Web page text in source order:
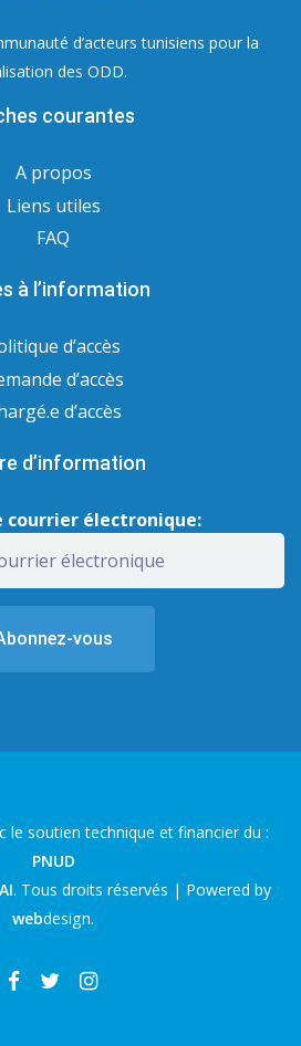
d’acteurs tunisiens pour la
des ODD.
courantes
A propos
Liens utiles
FAQ
à l’information
d’accès
d’accès
d’accès
d’information
courrier électronique:
le soutien technique et financier du :
PNUD
. Tous droits réservés | Powered by
webdesign.